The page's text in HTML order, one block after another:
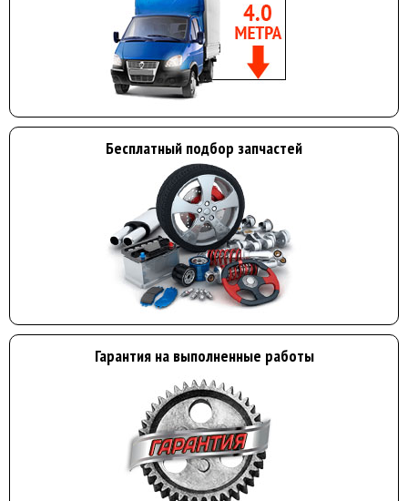
Бесплатный подбор запчастей
Гарантия на выполненные работы